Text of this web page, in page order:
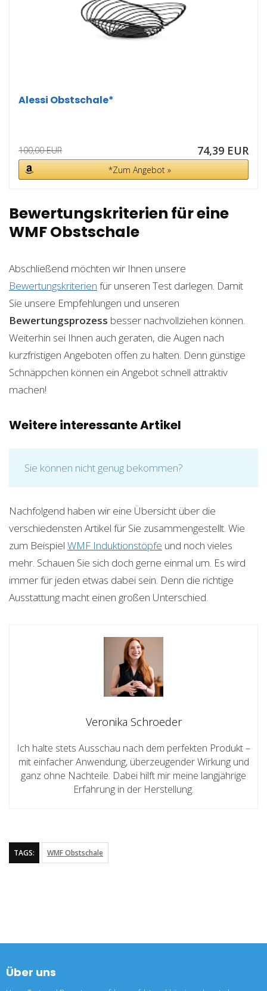
Alessi Obstschale*
100,00 EUR 74,39 EUR
*Zum Angebot »
Bewertungskriterien für eine
WMF Obstschale
Abschließend möchten wir Ihnen unsere
Bewertungskriterien für unseren Test darlegen. Damit
Sie unsere Empfehlungen und unseren
Bewertungsprozess besser nachvollziehen können.
Weiterhin sei Ihnen auch geraten, die Augen nach
kurzfristigen Angeboten offen zu halten. Denn günstige
Schnäppchen können ein Angebot schnell attraktiv
machen!
Weitere interessante Artikel
Sie können nicht genug bekommen?
Nachfolgend haben wir eine Übersicht über die
verschiedensten Artikel für Sie zusammengestellt. Wie
zum Beispiel WMF Induktionstöpfe und noch vieles
mehr. Schauen Sie sich doch gerne einmal um. Es wird
immer für jeden etwas dabei sein. Denn die richtige
Ausstattung macht einen großen Unterschied.
Veronika Schroeder
Ich halte stets Ausschau nach dem perfekten Produkt –
mit einfacher Anwendung, überzeugender Wirkung und
ganz ohne Nachteile. Dabei hilft mir meine langjährige
Erfahrung in der Herstellung.
TAGS: WMF Obstschale
Über uns